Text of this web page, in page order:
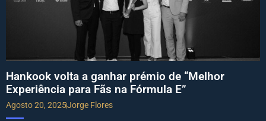
Hankook volta a ganhar prémio de “Melhor
Experiência para Fãs na Fórmula E”
Agosto 20, 2025Jorge Flores